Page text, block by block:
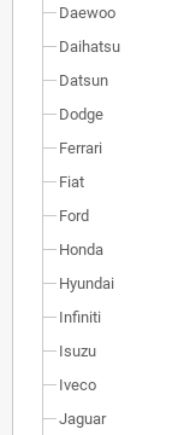
Daewoo
Daihatsu
Datsun
Dodge
Ferrari
Fiat
Ford
Honda
Hyundai
Infiniti
Isuzu
Iveco
Jaguar